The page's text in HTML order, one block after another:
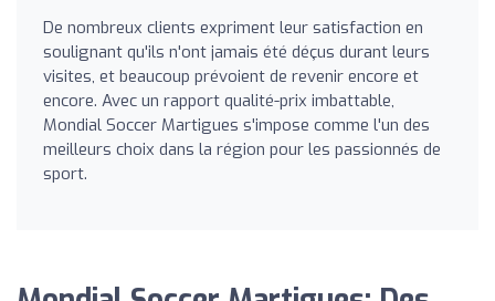
De nombreux clients expriment leur satisfaction en
soulignant qu'ils n'ont jamais été déçus durant leurs
visites, et beaucoup prévoient de revenir encore et
encore. Avec un rapport qualité-prix imbattable,
Mondial Soccer Martigues s'impose comme l'un des
meilleurs choix dans la région pour les passionnés de
sport.